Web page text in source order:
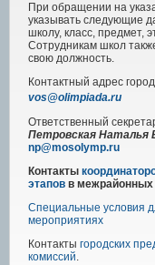
При обращении на
указывать следующие
школу, класс, предмет,
Сотрудникам школ
свою должность.
Контактный адрес
vos@olimpiada.ru
Ответственный
Петровская Наталья
np@mosolymp.ru
Контакты
этапов в межрайонных
Специальные условия
мероприятиях
Контакты городских
комиссий.